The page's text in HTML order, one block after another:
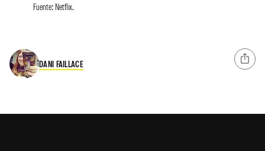
Fuente: Netflix.
DANI FAILLACE